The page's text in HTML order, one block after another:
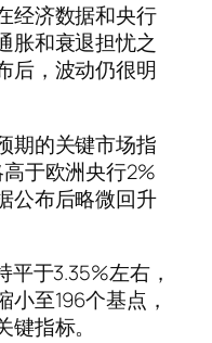
经济数据和央行
胀和衰退担忧之
后，波动仍很明
期的关键市场指
于欧洲央行2%
公布后略微回升
于3.35%左右，
至196个基点，
指标。